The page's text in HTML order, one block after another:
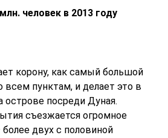
человек в 2013 году
корону, как самый большой
пунктам, и делает это в
острове посреди Дуная.
съезжается огромное
двух с половиной